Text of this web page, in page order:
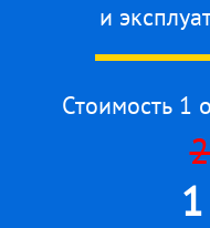
и
Стоимость 1
Назад